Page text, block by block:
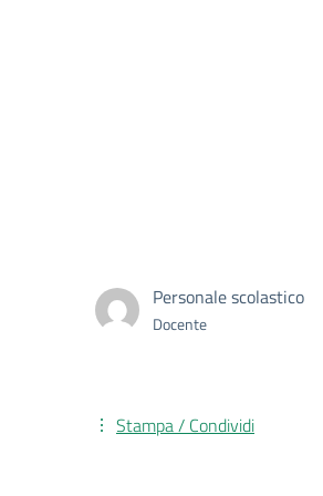
Personale scolastico
Docente
Stampa / Condividi